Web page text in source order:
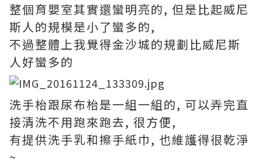
整個育嬰室其實還蠻明亮的, 但是比起威尼
斯人的規模是小了蠻多的,
不過整體上我覺得金沙城的規劃比威尼斯
人好蠻多的
洗手枱跟尿布枱是一組一組的, 可以弄完直
接清洗不用跑來跑去, 很方便,
有提供洗手乳和擦手紙巾, 也維護得很乾淨
~